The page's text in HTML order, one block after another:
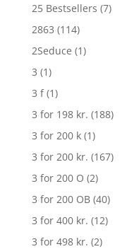
25 Bestsellers (7)
2863 (114)
2Seduce (1)
3 (1)
3 f (1)
3 for 198 kr. (188)
3 for 200 k (1)
3 for 200 kr. (167)
3 for 200 O (2)
3 for 200 OB (40)
3 for 400 kr. (12)
3 for 498 kr. (2)